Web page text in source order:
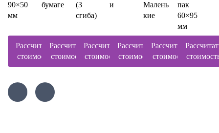
90×50
мм
Рассчитать
стоимость
бумаге
Рассчитать
стоимость
(3
сгиба)
Рассчитать
стоимость
и
Рассчитать
стоимость
Малень
кие
Рассчитать
стоимость
пак
60×95
мм